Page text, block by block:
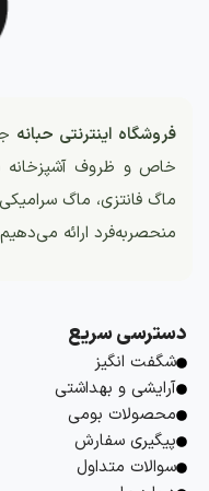
فروشگاه اینترنتی حبانه
خاص و ظروف آشپزخانه
ماگ فانتزی، ماگ
منحصربه‌فرد ارائه
دسترسی سریع
شگفت انگیز
آرایشی و بهداشتی
محصولات بومی
پیگیری سفارش
سوالات متداول